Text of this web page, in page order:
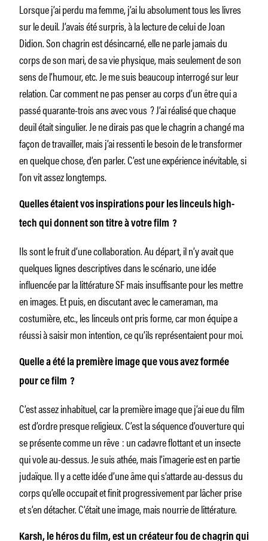
Lorsque j’ai perdu ma femme, j’ai lu absolument tous les livres
sur le deuil. J’avais été surpris, à la lecture de celui de Joan
Didion. Son chagrin est désincarné, elle ne parle jamais du
corps de son mari, de sa vie physique, mais seulement de son
sens de l’humour, etc. Je me suis beaucoup interrogé sur leur
relation. Car comment ne pas penser au corps d’un être qui a
passé quarante-trois ans avec vous ? J’ai réalisé que chaque
deuil était singulier. Je ne dirais pas que le chagrin a changé ma
façon de travailler, mais j’ai ressenti le besoin de le transformer
en quelque chose, d’en parler. C’est une expérience inévitable, si
l’on vit assez longtemps.
Quelles étaient vos inspirations pour les linceuls high-
tech qui donnent son titre à votre film ?
Ils sont le fruit d’une collaboration. Au départ, il n’y avait que
quelques lignes descriptives dans le scénario, une idée
influencée par la littérature SF mais insuffisante pour les mettre
en images. Et puis, en discutant avec le cameraman, ma
costumière, etc., les linceuls ont pris forme, car mon équipe a
réussi à saisir mon intention, ce qu’ils représentaient pour moi.
Quelle a été la première image que vous avez formée
pour ce film ?
C’est assez inhabituel, car la première image que j’ai eue du film
est d’ordre presque religieux. C’est la séquence d’ouverture qui
se présente comme un rêve : un cadavre flottant et un insecte
qui vole au-dessus. Je suis athée, mais l’imagerie est en partie
judaïque. Il y a cette idée d’une âme qui s’attarde au-dessus du
corps qu’elle occupait et finit progressivement par lâcher prise
et s’en détacher. C’était une image, mais nourrie de littérature.
Karsh, le héros du film, est un créateur fou de chagrin qui